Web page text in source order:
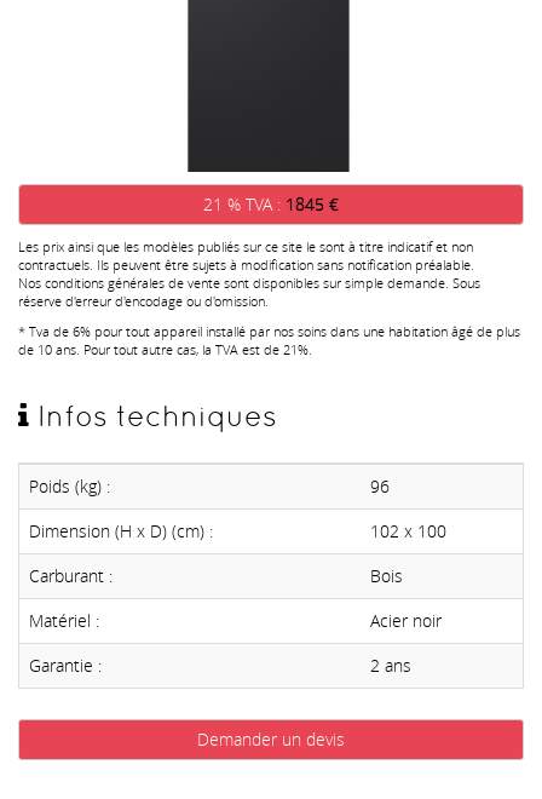
21 % TVA : 1845 €
Les prix ainsi que les modèles publiés sur ce site le sont à titre indicatif et non
contractuels. Ils peuvent être sujets à modification sans notification préalable.
Nos conditions générales de vente sont disponibles sur simple demande. Sous
réserve d'erreur d'encodage ou d'omission.
* Tva de 6% pour tout appareil installé par nos soins dans une habitation âgé de plus
de 10 ans. Pour tout autre cas, la TVA est de 21%.
Infos techniques
Poids (kg) :
96
Dimension (H x D) (cm) :
102 x 100
Carburant :
Bois
Matériel :
Acier noir
Garantie :
2 ans
Demander un devis